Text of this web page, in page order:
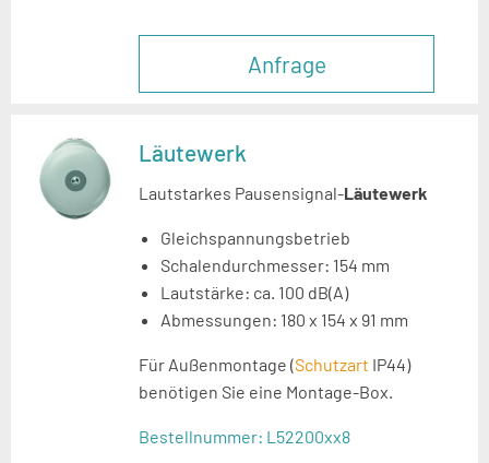
Anfrage
Läutewerk
Lautstarkes Pausensignal-Läutewerk
Gleichspannungsbetrieb
Schalendurchmesser: 154 mm
Lautstärke: ca. 100 dB(A)
Abmessungen: 180 x 154 x 91 mm
Für Außenmontage (Schutzart IP44)
benötigen Sie eine Montage-Box.
Bestellnummer: L52200xx8